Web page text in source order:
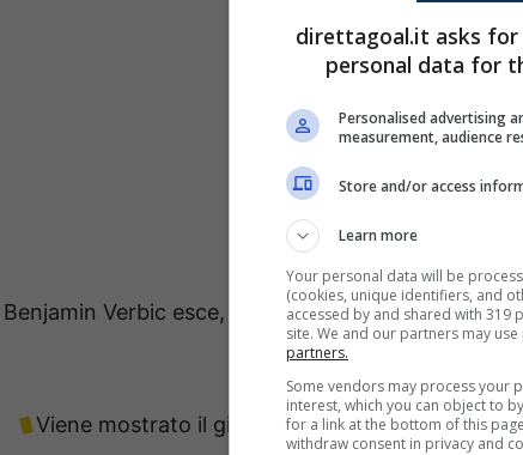
Benjamin Verbic esce, al suo posto Konstantinos
Goumas.
Viene mostrato il giallo a Georgios Manthatis.
direttagoal.it asks for
personal data for
Personalised advertising
measurement, audience
Store and/or access
Learn more
Your personal data will be
(cookies, unique identifiers, and
accessed by and shared with 319
site. We and our partners may
partners.
Some vendors may process your
interest, which you can object to
for a link at the bottom of this
withdraw consent in privacy and